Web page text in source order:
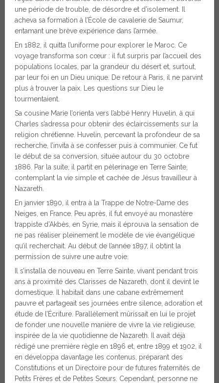
une période de trouble, de désordre et d’isolement. Il
acheva sa formation à l’École de cavalerie de Saumur,
entamant une brève expérience dans l’armée.
En 1882, il quitta l’uniforme pour explorer le Maroc. Ce
voyage transforma son cœur : il fut surpris par l’accueil des
populations locales, par la grandeur du désert et, surtout,
par leur foi en un Dieu unique. De retour à Paris, il ne parvint
plus à trouver la paix. Les questions sur Dieu le
tourmentaient.
Sa cousine Marie l’orienta vers l’abbé Henry Huvelin, à qui
Charles s’adressa pour obtenir des éclaircissements sur la
religion chrétienne. Huvelin, percevant la profondeur de sa
recherche, l’invita à se confesser puis à communier. Ce fut
le début de sa conversion, située autour du 30 octobre
1886. Par la suite, il partit en pèlerinage en Terre Sainte,
contemplant la vie simple et cachée de Jésus travailleur à
Nazareth.
En janvier 1890, il entra à la Trappe de Notre-Dame des
Neiges, en France. Peu après, il fut envoyé au monastère
trappiste d’Akbès, en Syrie, mais il éprouva la sensation de
ne pas réaliser pleinement le modèle de vie évangélique
qu’il recherchait. Au début de l’année 1897, il obtint la
permission de suivre une autre voie.
Il s’installa de nouveau en Terre Sainte, vivant pendant trois
ans à proximité des Clarisses de Nazareth, dont il devint le
domestique. Il habitait dans une cabane extrêmement
pauvre et partageait ses journées entre silence, adoration et
étude de l’Écriture. Parallèlement mûrissait en lui le projet
de fonder une nouvelle manière de vivre la vie religieuse,
inspirée de la vie quotidienne de Nazareth. Il avait déjà
rédigé une première règle en 1896 et, entre 1899 et 1902, il
en développa davantage les contenus, préparant des
Constitutions et un Directoire pour de futures fraternités de
Petits Frères et de Petites Sœurs. Cependant, personne ne